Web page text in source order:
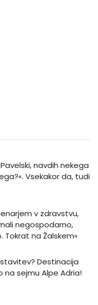
navdih nekega
Vsekakor da, tudi
v zdravstvu,
negospodarno,
Tokrat na Žalskem«
Destinacija
na sejmu Alpe Adria!